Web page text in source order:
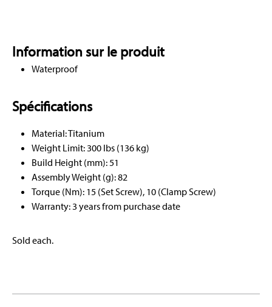
Information sur le produit
Waterproof
Spécifications
Material: Titanium
Weight Limit: 300 lbs (136 kg)
Build Height (mm): 51
Assembly Weight (g): 82
Torque (Nm): 15 (Set Screw), 10 (Clamp Screw)
Warranty: 3 years from purchase date
Sold each.